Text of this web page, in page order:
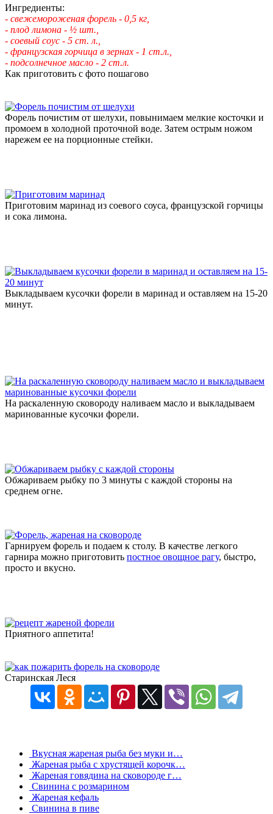
Ингредиенты:
- свежемороженая форель - 0,5 кг,
- плод лимона - ½ шт.,
- соевый соус - 5 ст. л.,
- французская горчица в зернах - 1 ст.л.,
- подсолнечное масло - 2 ст.л.
Как приготовить с фото пошагово
Форель почистим от шелухи, повынимаем мелкие косточки и
промоем в холодной проточной воде. Затем острым ножом
нарежем ее на порционные стейки.
Приготовим маринад из соевого соуса, французской горчицы
и сока лимона.
Выкладываем кусочки форели в маринад и оставляем на 15-20
минут.
На раскаленную сковороду наливаем масло и выкладываем
маринованные кусочки форели.
Обжариваем рыбку по 3 минуты с каждой стороны на
среднем огне.
Гарнируем форель и подаем к столу. В качестве легкого
гарнира можно приготовить постное овощное рагу, быстро,
просто и вкусно.
Приятного аппетита!
Старинская Леся
Вкусная жареная рыба без муки и…
Жареная рыба с хрустящей корочк…
Жареная говядина на сковороде г…
Свинина с розмарином
Жареная кефаль
Свинина в пиве